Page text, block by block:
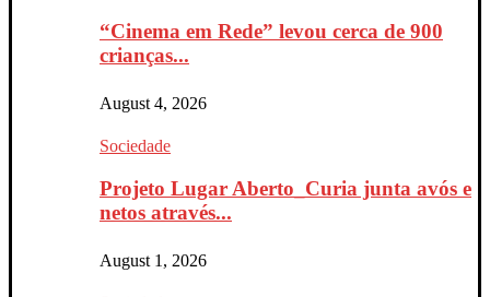
“Cinema em Rede” levou cerca de 900
crianças...
August 4, 2026
Sociedade
Projeto Lugar Aberto_Curia junta avós e
netos através...
August 1, 2026